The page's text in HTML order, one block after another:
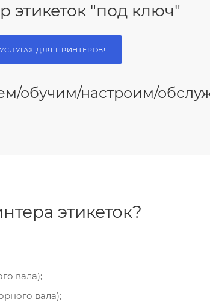
этикеток "под ключ"
ДЛЯ ПРИНТЕРОВ!
обучим/настроим/
этикеток?
вала);
вала);